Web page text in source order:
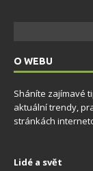
O WEBU
Sháníte zajímavé
aktuální trendy,
stránkách
Lidé a svět